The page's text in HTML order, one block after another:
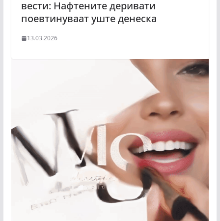
вести: Нафтените деривати
поевтинуваат уште денеска
13.03.2026